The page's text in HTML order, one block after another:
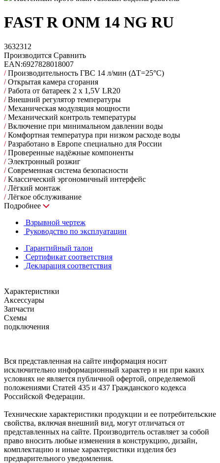
FAST R ONM 14 NG RU
3632312
Производится Сравнить
EAN:6927828018007
/Производительность ГВС 14 л/мин (∆Т=25°С)
/Открытая камера сгорания
/Работа от батареек 2 x 1,5V LR20
/Внешний регулятор температуры
/Механическая модуляция мощности
/Механический контроль температуры
/Включение при минимальном давлении воды
/Комфортная температура при низком расходе воды
/Разработано в Европе специально для России
/Проверенные надёжные компоненты
/Электронный розжиг
/Современная система безопасности
/Классический эргономичный интерфейс
/Лёгкий монтаж
/Лёгкое обслуживание
Подробнее
Взрывной чертеж
Руководство по эксплуатации
Гарантийный талон
Сертификат соответствия
Декларация соответствия
Характеристики
Аксессуары
Запчасти
Схемы
подключения
Вся представленная на сайте информация носит
исключительно информационный характер и ни при каких
условиях не является публичной офертой, определяемой
положениями Статей 435 и 437 Гражданского кодекса
Российской Федерации.
Технические характеристики продукции и ее потребительские
свойства, включая внешний вид, могут отличаться от
представленных на сайте. Производитель оставляет за собой
право вносить любые изменения в конструкцию, дизайн,
комплектацию и иные характеристики изделия без
предварительного уведомления.